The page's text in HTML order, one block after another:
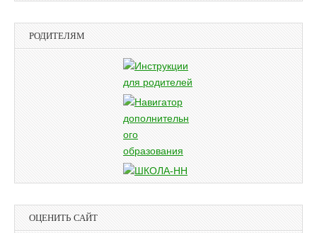
РОДИТЕЛЯМ
ОЦЕНИТЬ САЙТ